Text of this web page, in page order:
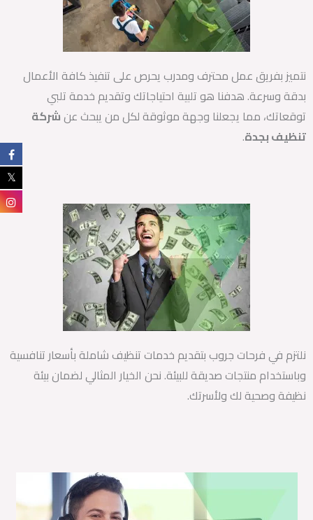
نتميز بفريق عمل محترف ومدرب يحرص على تنفيذ كافة الأعمال
بدقة وسرعة. هدفنا هو تلبية احتياجاتك وتقديم خدمة تلبي
توقعاتك، مما يجعلنا وجهة موثوقة لكل من يبحث عن شركة
تنظيف بجدة.
نلتزم في فرحات جروب بتقديم خدمات تنظيف شاملة بأسعار تنافسية
وباستخدام منتجات صديقة للبيئة. نحن الخيار المثالي لضمان بيئة
نظيفة وصحية لك ولأسرتك.